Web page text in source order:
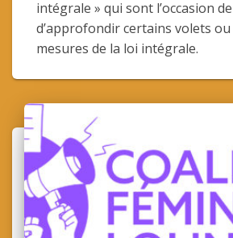
intégrale » qui sont l’occasion
d’approfondir certains volets
mesures de la loi intégrale.